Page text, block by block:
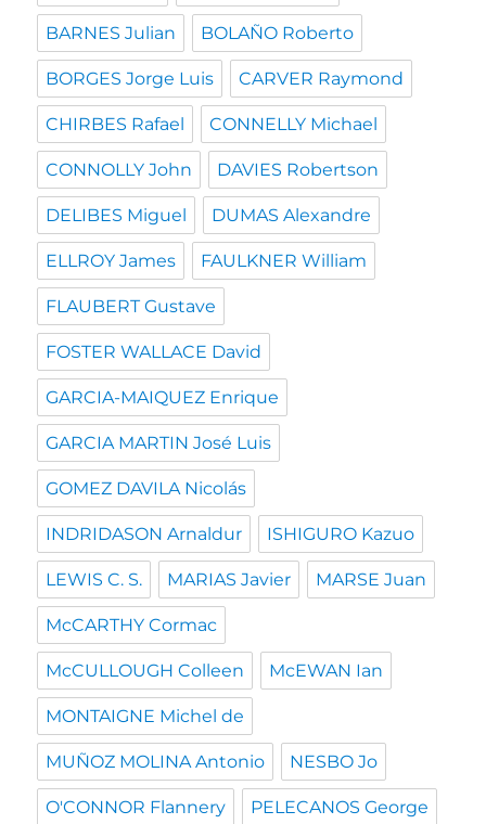
BARNES Julian BOLAÑO Roberto
BORGES Jorge Luis CARVER Raymond
CHIRBES Rafael CONNELLY Michael
CONNOLLY John DAVIES Robertson
DELIBES Miguel DUMAS Alexandre
ELLROY James FAULKNER William
FLAUBERT Gustave
FOSTER WALLACE David
GARCIA-MAIQUEZ Enrique
GARCIA MARTIN José Luis
GOMEZ DAVILA Nicolás
INDRIDASON Arnaldur ISHIGURO Kazuo
LEWIS C. S. MARIAS Javier MARSE Juan
McCARTHY Cormac
McCULLOUGH Colleen McEWAN Ian
MONTAIGNE Michel de
MUÑOZ MOLINA Antonio NESBO Jo
O'CONNOR Flannery PELECANOS George